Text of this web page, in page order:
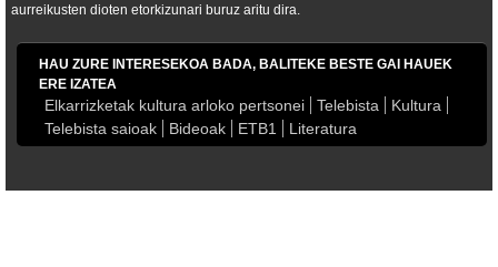
aurreikusten dioten etorkizunari buruz aritu dira.
HAU ZURE INTERESEKOA BADA, BALITEKE BESTE GAI HAUEK
ERE IZATEA
Elkarrizketak kultura arloko pertsonei Telebista
Kultura
Telebista saioak
Bideoak ETB1 Literatura